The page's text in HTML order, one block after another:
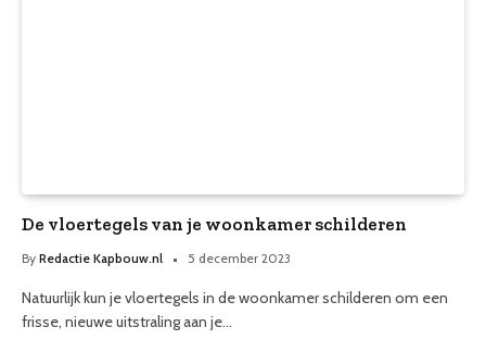
De vloertegels van je woonkamer schilderen
By Redactie Kapbouw.nl 5 december 2023
Natuurlijk kun je vloertegels in de woonkamer schilderen om een
frisse, nieuwe uitstraling aan je…